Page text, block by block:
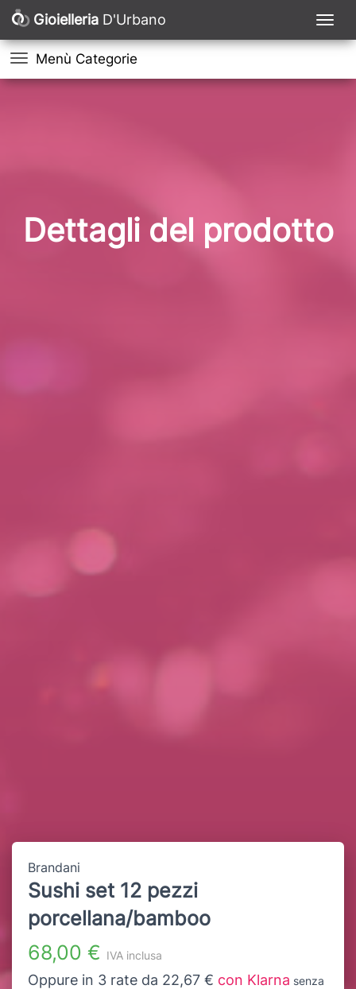
Gioielleria D'Urbano
Menù Categorie
Dettagli del prodotto
Brandani
Sushi set 12 pezzi
porcellana/bamboo
68,00 € IVA inclusa
Oppure in 3 rate da 22,67 € con Klarna senza